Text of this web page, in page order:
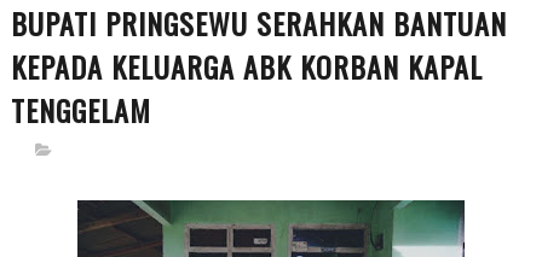
BUPATI PRINGSEWU SERAHKAN BANTUAN
KEPADA KELUARGA ABK KORBAN KAPAL
TENGGELAM